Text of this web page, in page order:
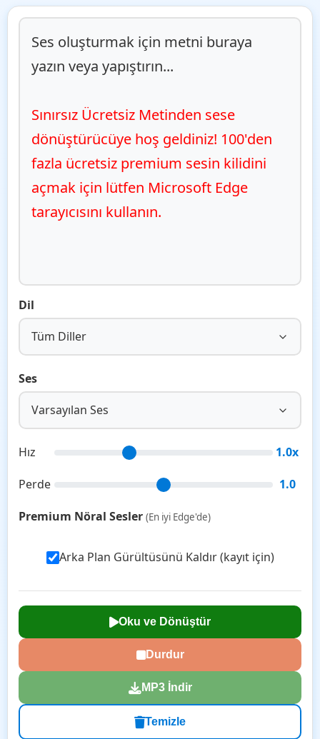
Ses oluşturmak için metni buraya
yazın veya yapıştırın...
Sınırsız Ücretsiz Metinden sese
dönüştürücüye hoş geldiniz! 100'den
fazla ücretsiz premium sesin kilidini
açmak için lütfen Microsoft Edge
tarayıcısını kullanın.
Dil
Tüm Diller
Ses
Varsayılan Ses
Hız 1.0x
Perde 1.0
Premium Nöral Sesler (En iyi Edge'de)
Arka Plan Gürültüsünü Kaldır (kayıt için)
Oku ve Dönüştür
Durdur
MP3 İndir
Temizle